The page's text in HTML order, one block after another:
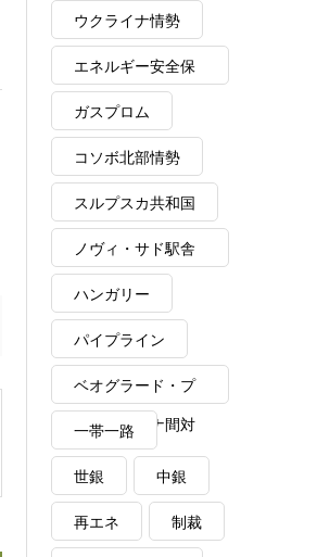
ウクライナ情勢
エネルギー安全保
障
ガスプロム
コソボ北部情勢
スルプスカ共和国
ノヴィ・サド駅舎
崩落事故
ハンガリー
パイプライン
ベオグラード・プ
リシュティナ間対
話
一帯一路
世銀 中銀
再エネ 制裁